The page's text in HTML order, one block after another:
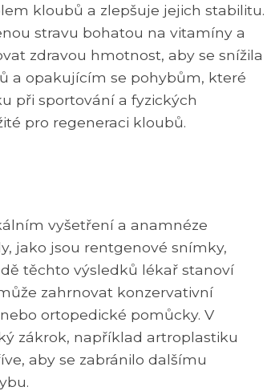
kloubů a zlepšuje jejich stabilitu.
stravu bohatou na vitamíny a
zdravou hmotnost, aby se snížila
a opakujícím se pohybům, které
při sportování a fyzických
pro regeneraci kloubů.
vyšetření a anamnéze
jako jsou rentgenové snímky,
těchto výsledků lékař stanoví
zahrnovat konzervativní
ortopedické pomůcky. V
zákrok, například artroplastiku
aby se zabránilo dalšímu